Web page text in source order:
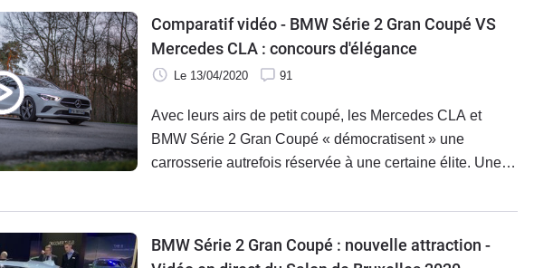
Comparatif vidéo - BMW Série 2 Gran Coupé VS
Mercedes CLA : concours d'élégance
Le 13/04/2020 91
Avec leurs airs de petit coupé, les Mercedes CLA et
BMW Série 2 Gran Coupé « démocratisent » une
carrosserie autrefois réservée à une certaine élite. Une
deuxième génération tente une reprise sans fausse note.
livrer une interprétation encore plus convaincante.
BMW Série 2 Gran Coupé : nouvelle attraction -